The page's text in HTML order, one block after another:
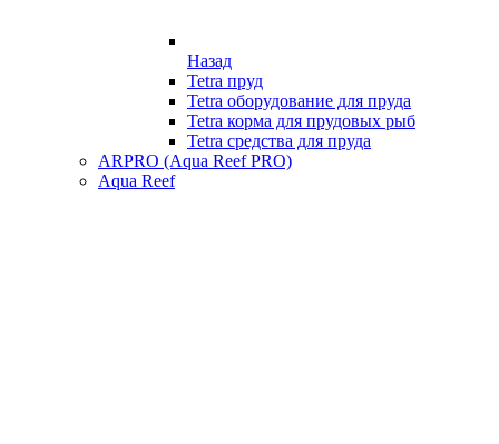
Назад
Tetra пруд
Tetra оборудование для пруда
Tetra корма для прудовых рыб
Tetra средства для пруда
ARPRO (Aqua Reef PRO)
Aqua Reef